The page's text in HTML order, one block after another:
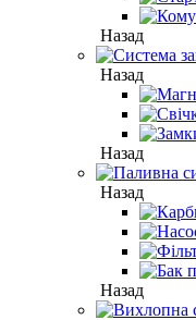
Назад
Назад
Назад
Назад
Назад